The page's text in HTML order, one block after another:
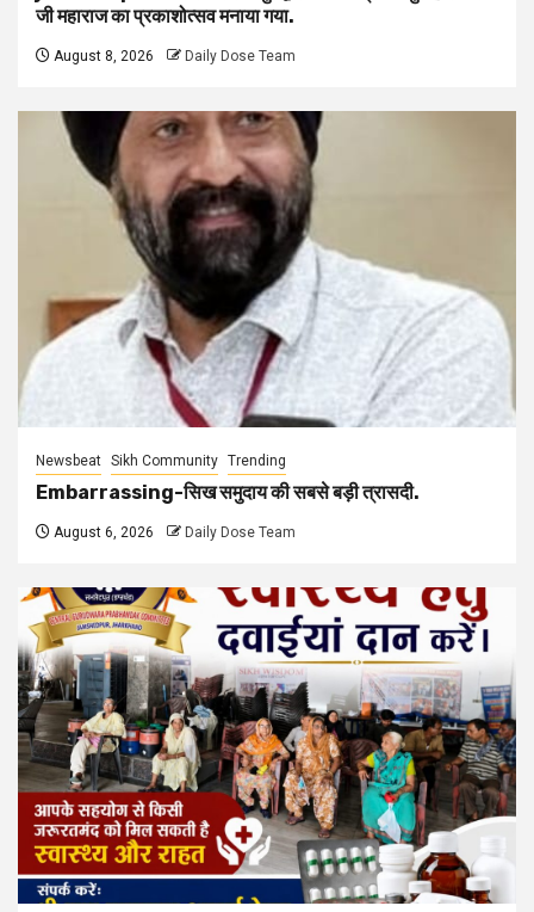
जी महाराज का प्रकाशोत्सव मनाया गया.
August 8, 2026 Daily Dose Team
Newsbeat Sikh Community Trending
Embarrassing-सिख समुदाय की सबसे बड़ी त्रासदी.
August 6, 2026 Daily Dose Team